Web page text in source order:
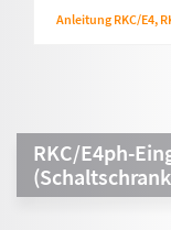
Anleitung RKC/E4,
RKC/E4ph-